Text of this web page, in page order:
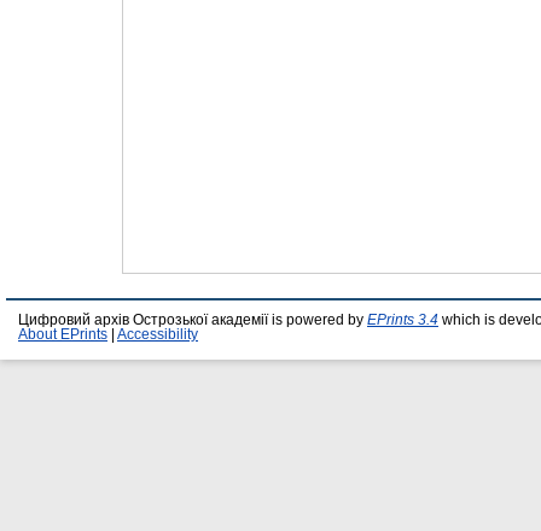
Цифровий архів Острозької академії is powered by EPrints 3.4 which is
About EPrints
Accessibility